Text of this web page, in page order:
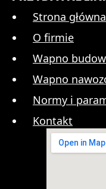
Strona główna
O firmie
Wapno
Wapno
Normy i
Kontakt